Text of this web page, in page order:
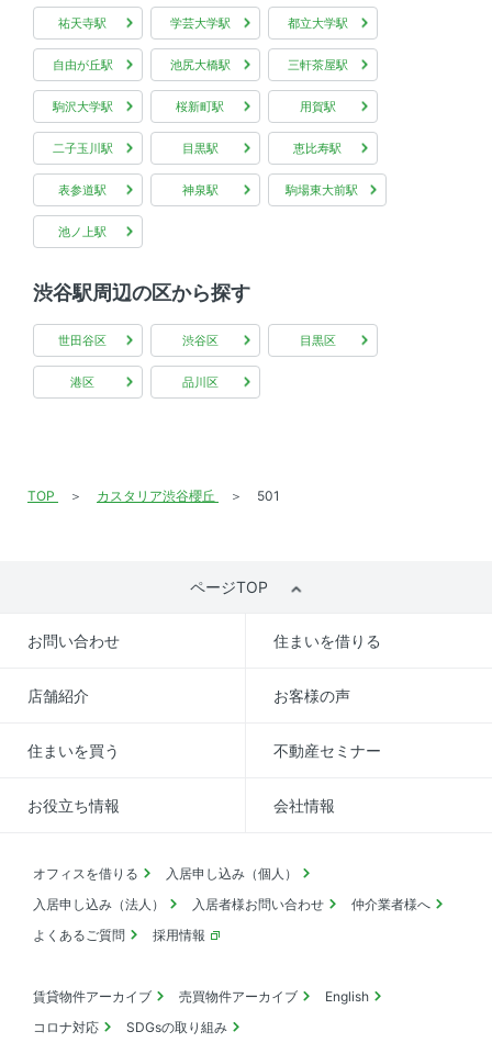
情報更新日 2026年08月06日
次回更新予定日 情報更新日より2週間
祐天寺駅 学芸大学駅 都立大学駅
自由が丘駅 池尻大橋駅 三軒茶屋駅
駒沢大学駅 桜新町駅 用賀駅
二子玉川駅 目黒駅 恵比寿駅
表参道駅 神泉駅 駒場東大前駅
池ノ上駅
渋谷駅周辺の区から探す
世田谷区 渋谷区 目黒区
港区 品川区
TOP カスタリア渋谷櫻丘 501
ページTOP
お問い合わせ 住まいを借りる
店舗紹介 お客様の声
住まいを買う 不動産セミナー
お役立ち情報 会社情報
オフィスを借りる
入居申し込み（個人）
入居申し込み（法人）
入居者様お問い合わせ
仲介業者様へ
よくあるご質問
採用情報
賃貸物件アーカイブ 売買物件アーカイブ
English
コロナ対応
SDGsの取り組み